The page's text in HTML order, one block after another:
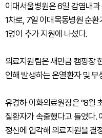
이대서울병원은 6일 감염내
1차로, 7일 이대목동병원 순
1명이 추가 지원에 나섰다.
의료지원팀은 새만금 캠핑장
인해 발생하는 온열환자 및
유경하 이화의료원장은 "8월
질환자가 속출했다고 들었다.
정신에 입각해 의료지원을 결